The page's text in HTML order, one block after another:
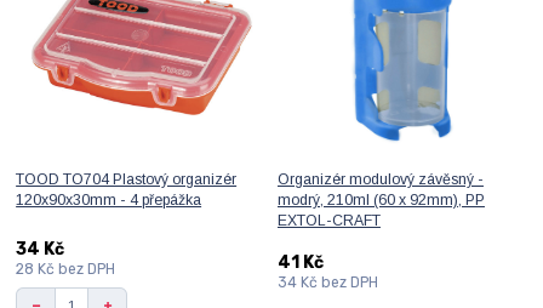
TOOD TO704 Plastový organizér
120x90x30mm - 4 přepážka
34 Kč
28 Kč bez DPH
Organizér modulový závěsný -
modrý, 210ml (60 x 92mm), PP
EXTOL-CRAFT
41 Kč
34 Kč bez DPH